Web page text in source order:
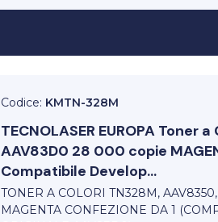
Codice: KMTN-328M
TECNOLASER EUROPA Toner a
AAV83D0 28 000 copie
Compatibile Develop...
TONER A COLORI TN328M,
MAGENTA CONFEZIONE DA 1